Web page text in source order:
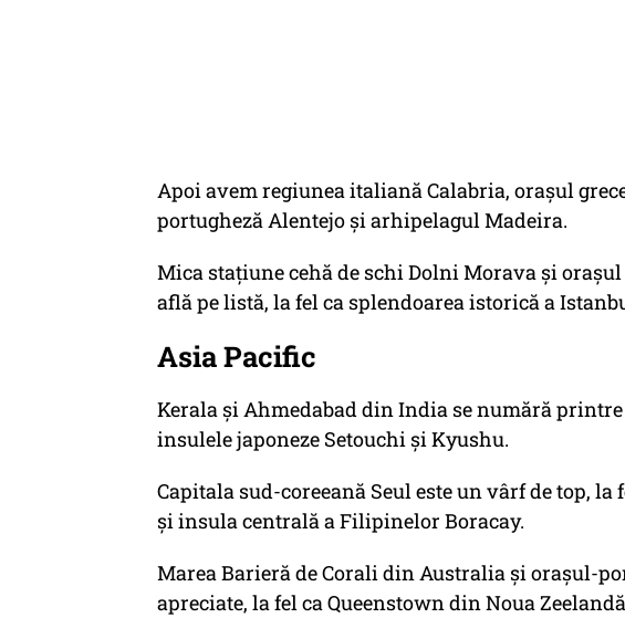
Apoi avem regiunea italiană Calabria, orașul
portugheză Alentejo și arhipelagul Madeira.
Mica stațiune cehă de schi Dolni Morava și
află pe listă, la fel ca splendoarea istorică a
Asia Pacific
Kerala și Ahmedabad din India se numără
insulele japoneze Setouchi și Kyushu.
Capitala sud-coreeană Seul este un vârf de top,
și insula centrală a Filipinelor Boracay.
Marea Barieră de Corali din Australia și orașul-
apreciate, la fel ca Queenstown din Noua